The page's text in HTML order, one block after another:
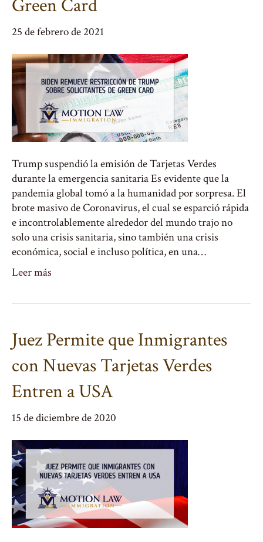
Green Card
25 de febrero de 2021
Trump suspendió la emisión de Tarjetas Verdes
durante la emergencia sanitaria Es evidente que la
pandemia global tomó a la humanidad por sorpresa. El
brote masivo de Coronavirus, el cual se esparció rápida
e incontrolablemente alrededor del mundo trajo no
solo una crisis sanitaria, sino también una crisis
económica, social e incluso política, en una…
Leer más
Juez Permite que Inmigrantes
con Nuevas Tarjetas Verdes
Entren a USA
15 de diciembre de 2020